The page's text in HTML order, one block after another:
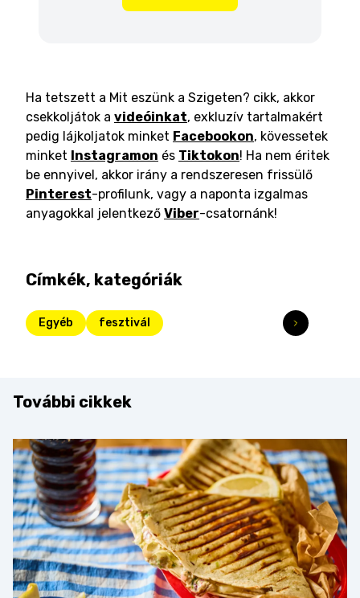
Ha tetszett a Mit eszünk a Szigeten? cikk, akkor
csekkoljátok a videóinkat, exkluzív tartalmakért
pedig lájkoljatok minket Facebookon, kövessetek
minket Instagramon és Tiktokon! Ha nem éritek
be ennyivel, akkor irány a rendszeresen frissülő
Pinterest-profilunk, vagy a naponta izgalmas
anyagokkal jelentkező Viber-csatornánk!
Címkék, kategóriák
Egyéb fesztivál
További cikkek